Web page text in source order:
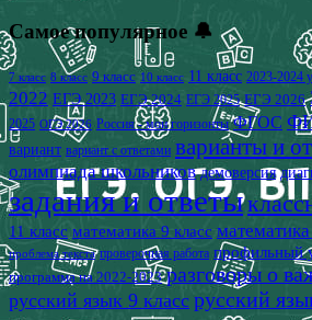
Самое популярное 🔔
7 класс 8 класс 9 класс 10 класс 11 класс 2023-2024
2022 ЕГЭ 2023 ЕГЭ 2024 ЕГЭ 2025 ЕГЭ 2026
2025 ОГЭ 2026 Россия - мои горизонты ФГОС
вариант вариант с ответами варианты и
олимпиада школьников демоверсия
задания и ответы
11 класс математика 9 класс
проблема текста проверочная работа профильный
программа на 2022-2023 разговоры о
русский язык 9 класс русский